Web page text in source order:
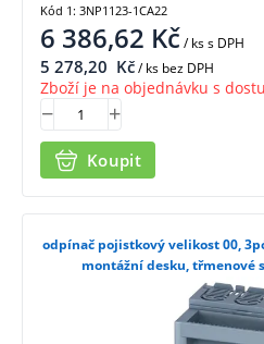
6 386,62 Kč/ kss DPH
5 278,20 Kč/ ks bez DPH
Zboží je na objednávku s
Koupit
Kód 1: 3NP1123-1CA22
odpínač pojistkový velikost 00,
montážní desku, třmenové